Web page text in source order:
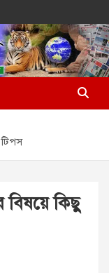
In Australia
কিছু